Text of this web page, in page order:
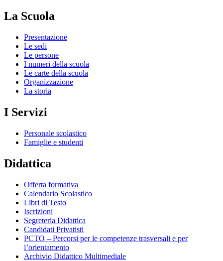
La Scuola
Presentazione
Le sedi
Le persone
I numeri della scuola
Le carte della scuola
Organizzazione
La storia
I Servizi
Personale scolastico
Famiglie e studenti
Didattica
Offerta formativa
Calendario Scolastico
Libri di Testo
Iscrizioni
Segreteria Didattica
Candidati Privatisti
PCTO – Percorsi per le competenze trasversali e per
l’orientamento
Archivio Didattico Multimediale